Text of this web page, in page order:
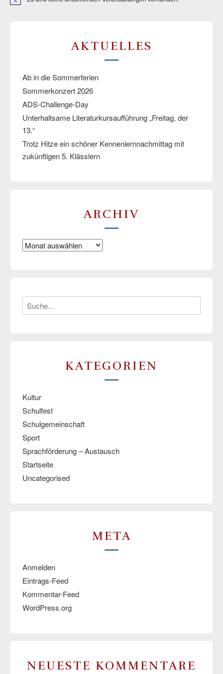
Hinweis
AKTUELLES
Ab in die Sommerferien
Sommerkonzert 2026
ADS-Challenge-Day
Unterhaltsame Literaturkursaufführung „Freitag, der
13.“
Trotz Hitze ein schöner Kennenlernnachmittag mit
zukünftigen 5. Klässlern
ARCHIV
Archiv
KATEGORIEN
Kultur
Schulfest
Schulgemeinschaft
Sport
Sprachförderung – Austausch
Startseite
Uncategorised
META
Anmelden
Eintrags-Feed
Kommentar-Feed
WordPress.org
NEUESTE KOMMENTARE